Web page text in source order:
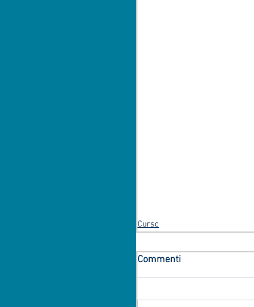
Cursc
Commenti